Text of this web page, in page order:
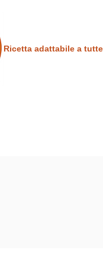
Ricetta adattabile a